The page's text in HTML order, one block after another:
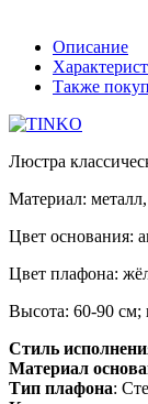
Описание
Также
Люстра
Материал: металл,
Цвет основания:
Цвет плафона:
Высота: 60-90
Стиль
Материал
Тип плафона: